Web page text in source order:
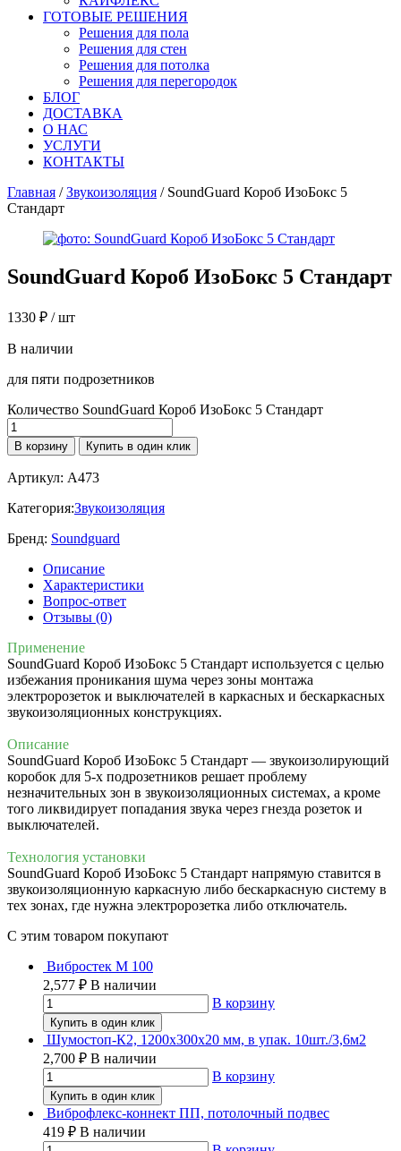
ГОТОВЫЕ РЕШЕНИЯ
Решения для пола
Решения для стен
Решения для потолка
Решения для перегородок
БЛОГ
ДОСТАВКА
О НАС
УСЛУГИ
КОНТАКТЫ
Главная /Звукоизоляция / SoundGuard Короб ИзоБокс 5
Стандарт
SoundGuard Короб ИзоБокс 5 Стандарт
1330 ₽ / шт
В наличии
для пяти подрозетников
Количество SoundGuard Короб ИзоБокс 5 Стандарт
В корзину Купить в один клик
Артикул: A473
Категория:Звукоизоляция
Бренд: Soundguard
Описание
Характеристики
Вопрос-ответ
Отзывы (0)
Применение
SoundGuard Короб ИзоБокс 5 Стандарт используется с целью
избежания проникания шума через зоны монтажа
электророзеток и выключателей в каркасных и бескаркасных
звукоизоляционных конструкциях.
Описание
SoundGuard Короб ИзоБокс 5 Стандарт — звукоизолирующий
коробок для 5-х подрозетников решает проблему
незначительных зон в звукоизоляционных системах, а кроме
того ликвидирует попадания звука через гнезда розеток и
выключателей.
Технология установки
SoundGuard Короб ИзоБокс 5 Стандарт напрямую ставится в
звукоизоляционную каркасную либо бескаркасную систему в
тех зонах, где нужна электророзетка либо отключатель.
C этим товаром покупают
Вибростек М 100
2,577 ₽ В наличии
В корзину
Купить в один клик
Шумостоп-К2, 1200х300х20 мм, в упак. 10шт./3,6м2
2,700 ₽ В наличии
В корзину
Купить в один клик
Виброфлекс-коннект ПП, потолочный подвес
419 ₽ В наличии